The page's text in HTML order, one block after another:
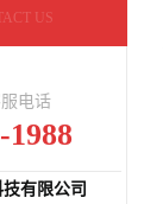
US
电话
1988
有限公司